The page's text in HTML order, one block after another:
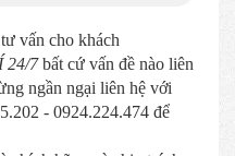
vấn cho khách
24/7bất cứ vấn đề nào liên
ngần ngại liên hệ với
- 0924.224.474 để